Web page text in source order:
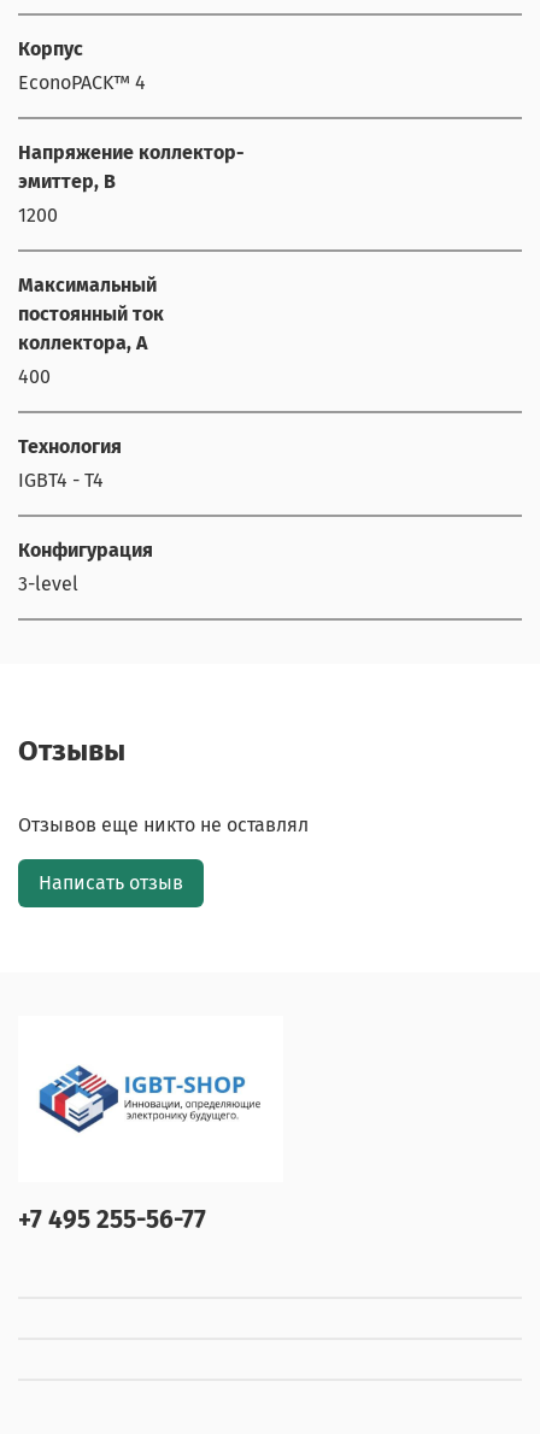
Корпус
EconoPACK™ 4
Напряжение коллектор-
эмиттер, В
1200
Максимальный
постоянный ток
коллектора, А
400
Технология
IGBT4 - T4
Конфигурация
3-level
Отзывы
Отзывов еще никто не оставлял
Написать отзыв
+7 495 255-56-77